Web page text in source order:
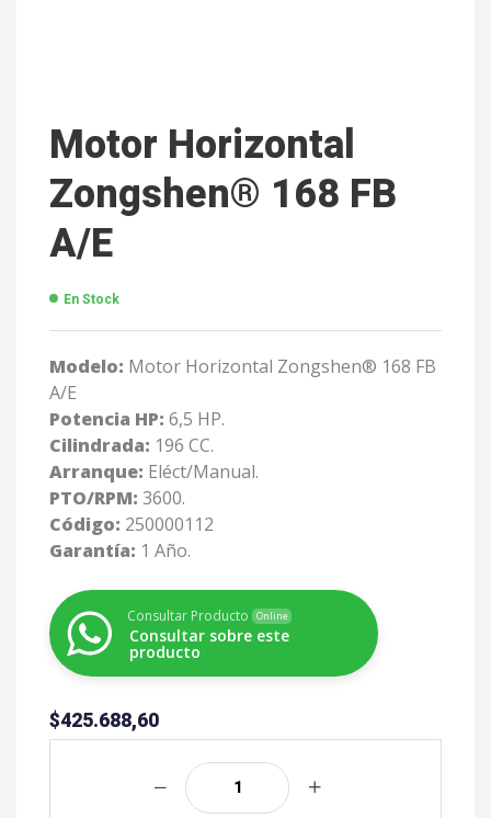
Motor Horizontal
Zongshen® 168 FB
A/E
En Stock
Modelo: Motor Horizontal Zongshen® 168 FB
A/E
Potencia HP: 6,5 HP.
Cilindrada: 196 CC.
Arranque: Eléct/Manual.
PTO/RPM: 3600.
Código: 250000112
Garantía: 1 Año.
Consultar Producto Online
Consultar sobre este
producto
$425.688,60